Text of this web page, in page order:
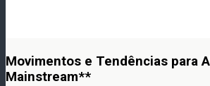
Movimentos e Tendências para
Mainstream**